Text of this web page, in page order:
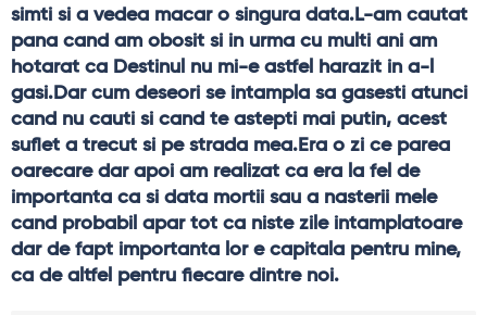
simti si a vedea macar o singura data.L-am cautat
pana cand am obosit si in urma cu multi ani am
hotarat ca Destinul nu mi-e astfel harazit in a-l
gasi.Dar cum deseori se intampla sa gasesti atunci
cand nu cauti si cand te astepti mai putin, acest
suflet a trecut si pe strada mea.Era o zi ce parea
oarecare dar apoi am realizat ca era la fel de
importanta ca si data mortii sau a nasterii mele
cand probabil apar tot ca niste zile intamplatoare
dar de fapt importanta lor e capitala pentru mine,
ca de altfel pentru fiecare dintre noi.